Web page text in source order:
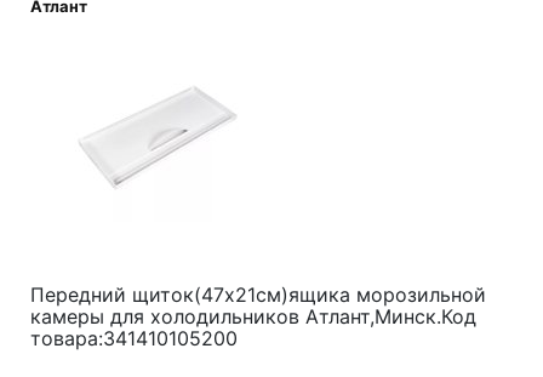
Атлант
Передний щиток(47x21см)ящика морозильной
камеры для холодильников Атлант,Минск.Код
товара:341410105200